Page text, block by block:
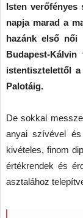
Isten verőfényes
napja marad a
hazánk első női
Budapest-
istentisztelettől
Palotáig.
De sokkal
anyai szívével
kivételes, finom
értékrendek és
asztalához